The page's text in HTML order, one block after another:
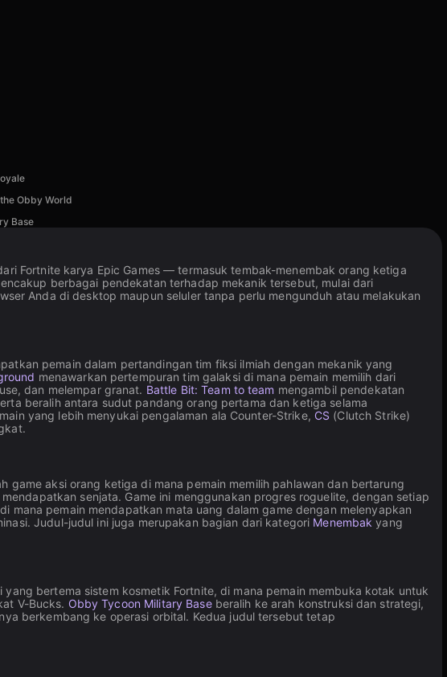
Obby World
Base
Fortnite karya Epic Games — termasuk tembak-menembak orang ketiga
berbagai pendekatan terhadap mekanik tersebut, mulai dari
Anda di desktop maupun seluler tanpa perlu mengunduh atau melakukan
pemain dalam pertandingan tim fiksi ilmiah dengan mekanik yang
menawarkan pertempuran tim galaksi di mana pemain memilih dari
dan melempar granat. Battle Bit: Team to team mengambil pendekatan
beralih antara sudut pandang orang pertama dan ketiga selama
yang lebih menyukai pengalaman ala Counter-Strike, CS (Clutch Strike)
game aksi orang ketiga di mana pemain memilih pahlawan dan bertarung
senjata. Game ini menggunakan progres roguelite, dengan setiap
mana pemain mendapatkan mata uang dalam game dengan melenyapkan
Judul-judul ini juga merupakan bagian dari kategori Menembak yang
bertema sistem kosmetik Fortnite, di mana pemain membuka kotak untuk
V-Bucks. Obby Tycoon Military Baseberalih ke arah konstruksi dan strategi,
berkembang ke operasi orbital. Kedua judul tersebut tetap